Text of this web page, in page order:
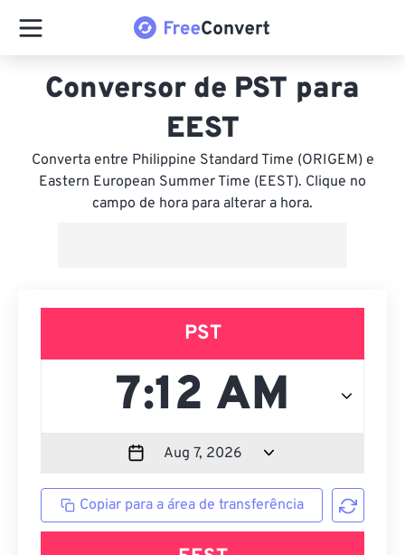
Conversor de PST para
EEST
Converta entre Philippine Standard Time (ORIGEM) e
Eastern European Summer Time (EEST). Clique no
campo de hora para alterar a hora.
PST
Copiar para a área de transferência